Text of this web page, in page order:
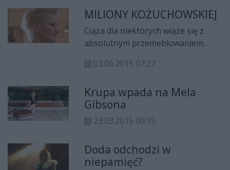
psują tylko sobie i innym humor, a
wygranej jak nie było tak nie ma.
Według doniesień Faktu, możemy
mieć kolejny taki przypadek, tym
niespodziewany. Wielkoformatowa
showbiznesie jest od zaledwie
trzech lat zdążyła już swoje
zarobić.
MILIONY KOŻUCHOWSKIEJ
Ciąża dla niektórych wiąże się z
absolutnym przemeblowaniem
innych jest to wizja dłuższego
03.06.2015 07:27
Krupa wpada na Mela
Gibsona
23.03.2015 00:15
Doda odchodzi w
niepamięć?